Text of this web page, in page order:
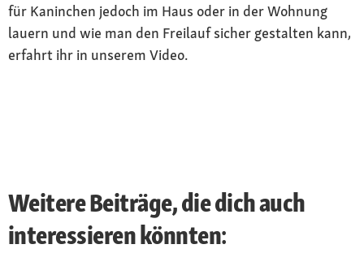
für Kaninchen jedoch im Haus oder in der Wohnung
lauern und wie man den Freilauf sicher gestalten kann,
erfahrt ihr in unserem Video.
Weitere Beiträge, die dich auch
interessieren könnten: